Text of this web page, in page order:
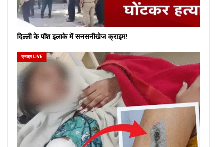
दिल्ली के पॉश इलाके में सनसनीखेज क्राइम!
क्राइम LIVE